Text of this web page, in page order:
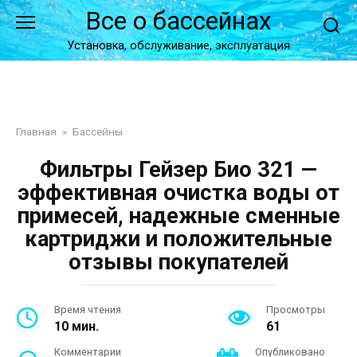
Перейти
к
контенту
Все о бассейнах
Установка, обслуживание, эксплуатация
Главная » Бассейны
Фильтры Гейзер Био 321 —
эффективная очистка воды от
примесей, надежные сменные
картриджи и положительные
отзывы покупателей
Время чтения
10 мин.
Просмотры
61
Комментарии Опубликовано